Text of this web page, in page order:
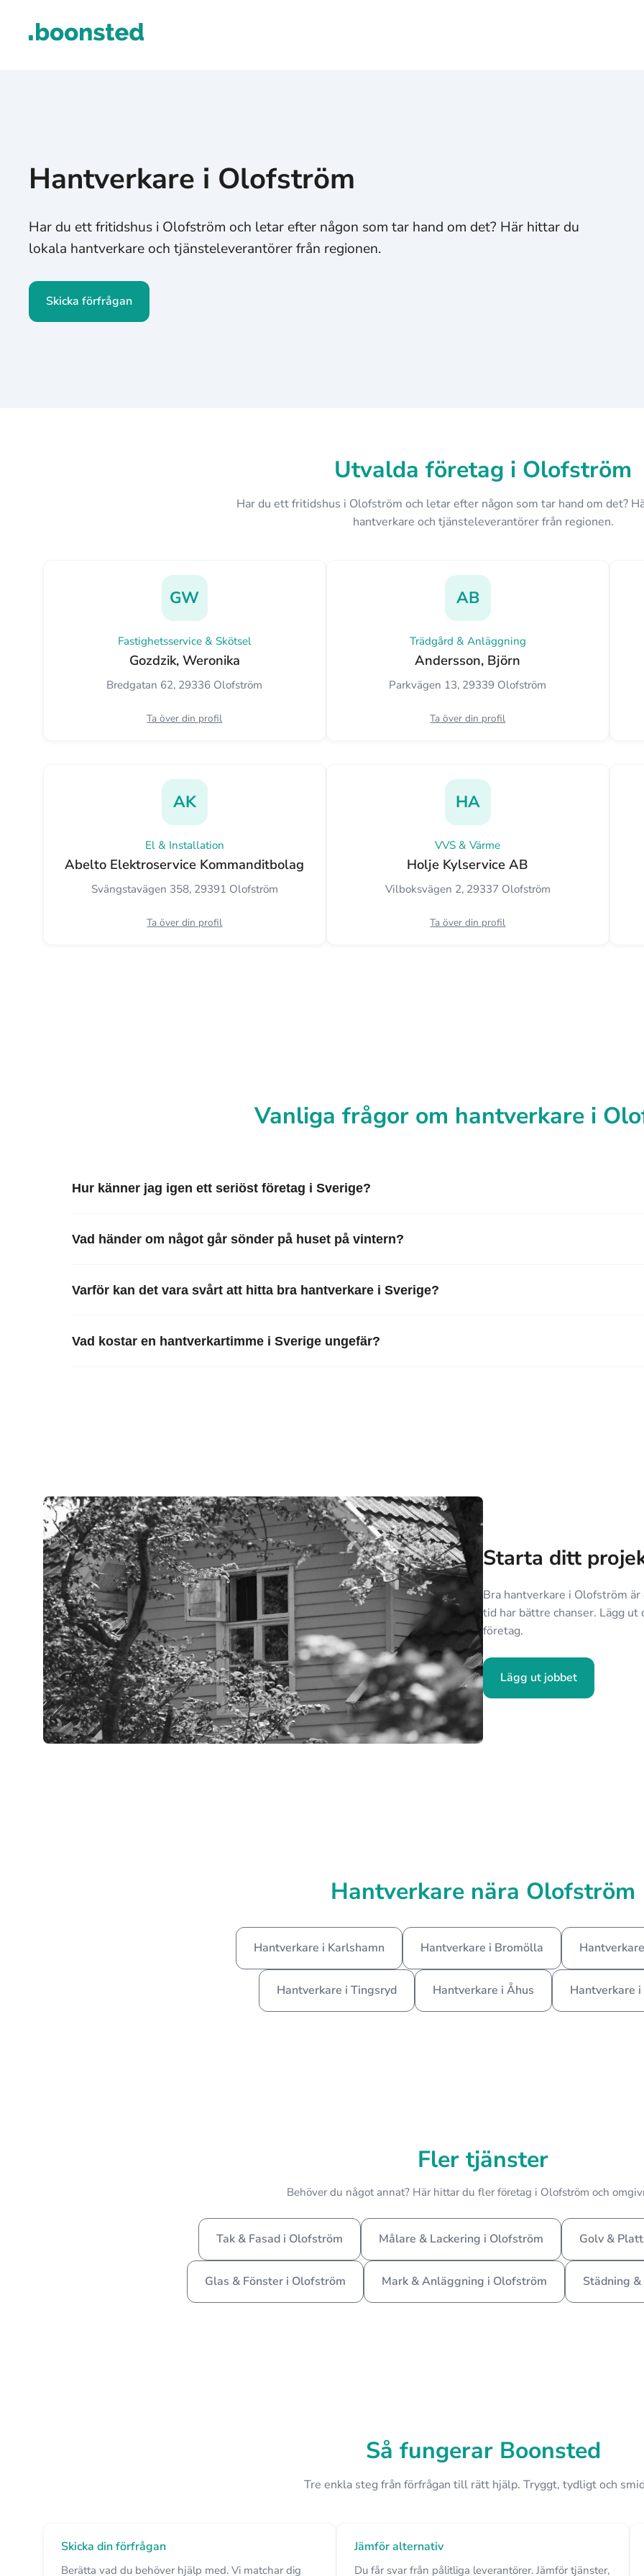
Hantverkare i Olofström
Har du ett fritidshus i Olofström och letar efter någon som tar hand om det? Här hittar du
lokala hantverkare och tjänsteleverantörer från regionen.
Skicka förfrågan
Utvalda företag i Olofström
Har du ett fritidshus i Olofström och letar efter någon som tar hand om det?
hantverkare och tjänsteleverantörer från regionen.
GW
Fastighetsservice & Skötsel
Gozdzik, Weronika
Bredgatan 62, 29336 Olofström
Ta över din profil
AB
Trädgård & Anläggning
Andersson, Björn
Parkvägen 13, 29339 Olofström
Ta över din profil
AK
El & Installation
Abelto Elektroservice Kommanditbolag
Svängstavägen 358, 29391 Olofström
Ta över din profil
HA
VVS & Värme
Holje Kylservice AB
Vilboksvägen 2, 29337 Olofström
Ta över din profil
Vanliga frågor om hantverkare i
Hur känner jag igen ett seriöst företag i Sverige?
Vad händer om något går sönder på huset på vintern?
Varför kan det vara svårt att hitta bra hantverkare i Sverige?
Vad kostar en hantverkartimme i Sverige ungefär?
Starta ditt
Bra hantverkare i Olofström
tid har bättre chanser. Lägg
företag.
Lägg ut jobbet
Hantverkare nära Olofström
Hantverkare i Karlshamn Hantverkare i Bromölla
Hantverkare i Tingsryd Hantverkare i Åhus Hantverkare i
Fler tjänster
Behöver du något annat? Här hittar du fler företag i Olofström och
Tak & Fasad i Olofström Målare & Lackering i Olofström Golv &
Glas & Fönster i Olofström Mark & Anläggning i Olofström Städning
Så fungerar Boonsted
Tre enkla steg från förfrågan till rätt hjälp. Tryggt, tydligt och
Skicka din förfrågan
Berätta vad du behöver hjälp med. Vi matchar dig
Jämför alternativ
Du får svar från pålitliga leverantörer. Jämför tjänster,